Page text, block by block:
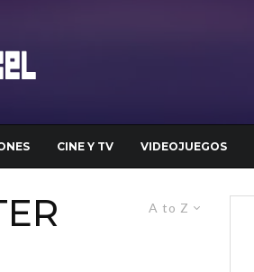
CINE Y TV VIDEOJUEGOS
A to Z